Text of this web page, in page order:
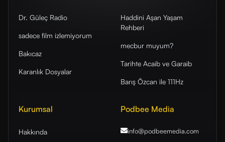
Dr. Güleç Radio
sadece film izlemiyorum
Bakıcaz
Karanlık Dosyalar
Haddini Aşan Yaşam
Rehberi
mecbur muyum?
Tarihte Acaib ve Garaib
Barış Özcan ile 111Hz
Kurumsal
Hakkında
Podbee Media
info@podbeemedia.com